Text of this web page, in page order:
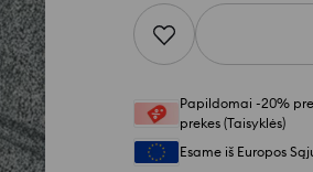
Papildomai -20%
prekes (Taisyklės)
Esame iš Europos